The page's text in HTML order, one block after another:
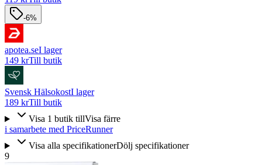
-6%
apotea.seI lager
149 krTill butik
Svensk HälsokostI lager
189 krTill butik
Visa 1 butik tillVisa färre
i samarbete med PriceRunner
Visa alla specifikationerDölj specifikationer
9